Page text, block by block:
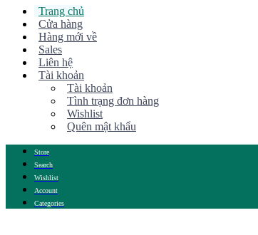
Trang chủ
Cửa hàng
Hàng mới về
Sales
Liên hệ
Tài khoản
Tài khoản
Tình trạng đơn hàng
Wishlist
Quên mật khẩu
Store
Search
Wishlist
Account
Categories